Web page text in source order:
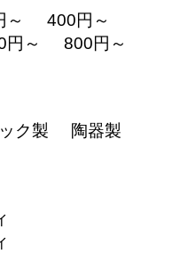
～
400円～
円～
800円～
ク製
陶器製